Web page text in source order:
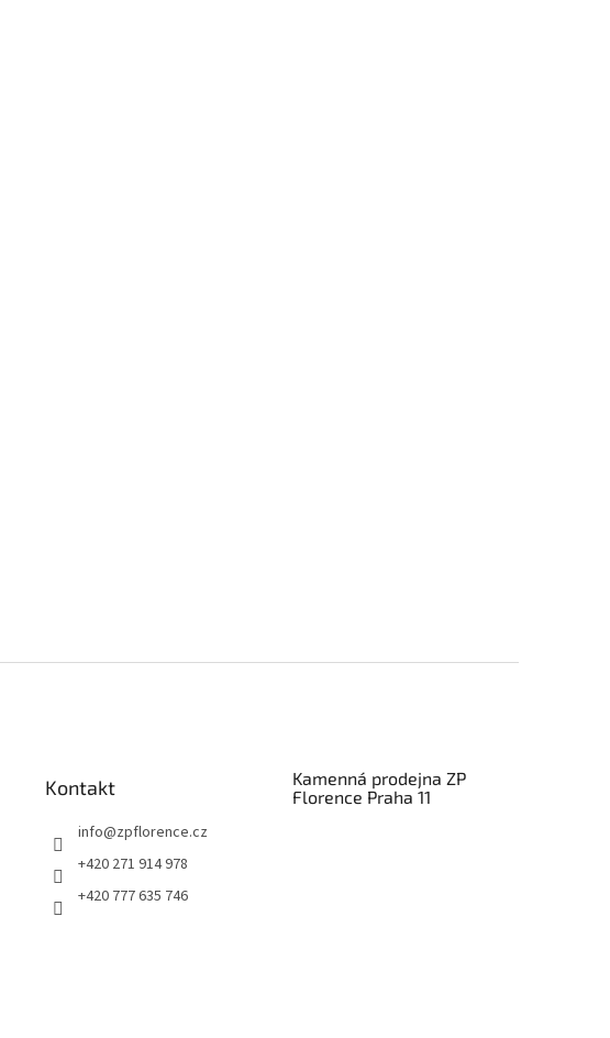
Kontakt
info@zpflorence.cz
+420 271 914 978
+420 777 635 746
Kamenná prodejna ZP
Florence Praha 11